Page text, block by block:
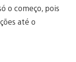
o começo, pois
até o